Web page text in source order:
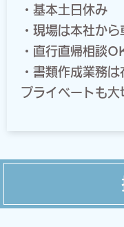
・基本土日休み
・現場は本社か
・直行直帰相談
・書類作成業務は
プライベートも